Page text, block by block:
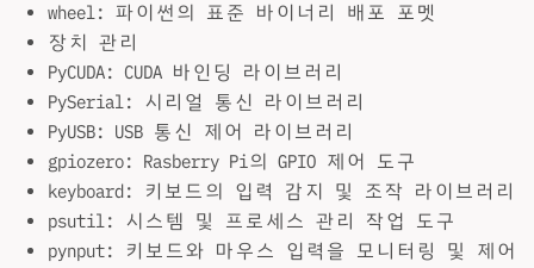
wheel: 파이썬의 표준 바이너리 배포 포멧
장치 관리
PyCUDA: CUDA 바인딩 라이브러리
PySerial: 시리얼 통신 라이브러리
PyUSB: USB 통신 제어 라이브러리
gpiozero: Rasberry Pi의 GPIO 제어 도구
keyboard: 키보드의 입력 감지 및 조작 라이브러리
psutil: 시스템 및 프로세스 관리 작업 도구
pynput: 키보드와 마우스 입력을 모니터링 및 제어